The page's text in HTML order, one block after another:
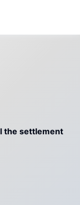
the settlement